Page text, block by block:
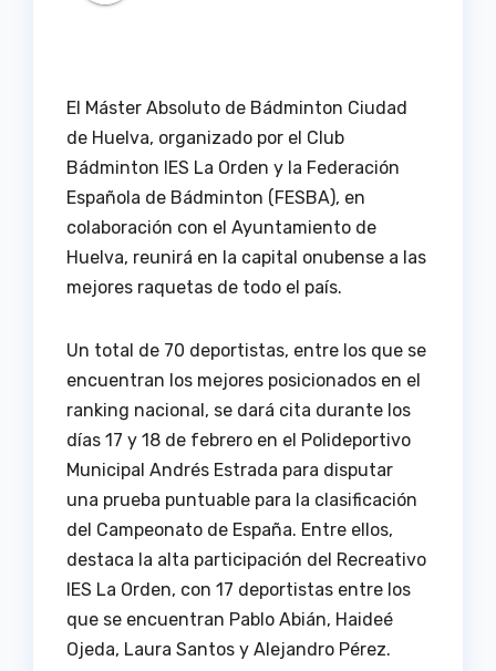
El Máster Absoluto de Bádminton Ciudad
de Huelva, organizado por el Club
Bádminton IES La Orden y la Federación
Española de Bádminton (FESBA), en
colaboración con el Ayuntamiento de
Huelva, reunirá en la capital onubense a las
mejores raquetas de todo el país.
Un total de 70 deportistas, entre los que se
encuentran los mejores posicionados en el
ranking nacional, se dará cita durante los
días 17 y 18 de febrero en el Polideportivo
Municipal Andrés Estrada para disputar
una prueba puntuable para la clasificación
del Campeonato de España. Entre ellos,
destaca la alta participación del Recreativo
IES La Orden, con 17 deportistas entre los
que se encuentran Pablo Abián, Haideé
Ojeda, Laura Santos y Alejandro Pérez.